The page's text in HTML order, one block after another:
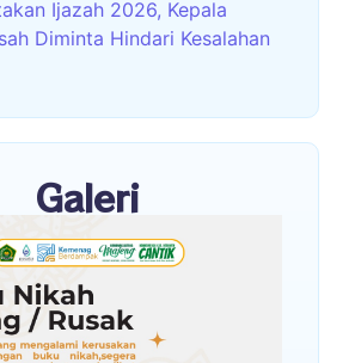
Ijazah 2026, Kepala
Diminta Hindari Kesalahan
Galeri